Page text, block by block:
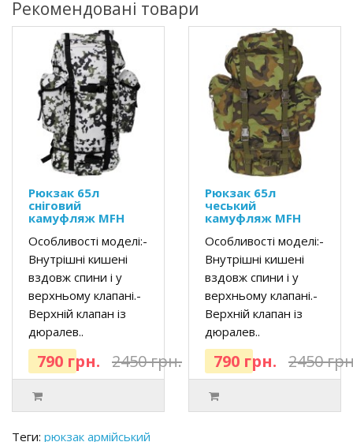
Рекомендовані товари
Рюкзак 65л
сніговий
камуфляж MFH
Особливості моделі:-
Внутрішні кишені
вздовж спини і у
верхньому клапані.-
Верхній клапан із
дюралев..
790 грн. 2450 грн.
Рюкзак 65л
чеський
камуфляж MFH
Особливості моделі:-
Внутрішні кишені
вздовж спини і у
верхньому клапані.-
Верхній клапан із
дюралев..
790 грн. 2450
Теги: рюкзак армійський